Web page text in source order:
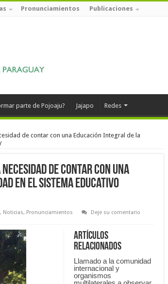
Pronunciamientos Publicaciones
parte de Pojoaju? Jajapo Redes
de contar con una Educación Integral de la
de contar con una
en el sistema educativo
, Noticias, Pronunciamientos
Deje su comentario
Artículos
relacionados
Llamado a la comunidad
internacional y
organismos